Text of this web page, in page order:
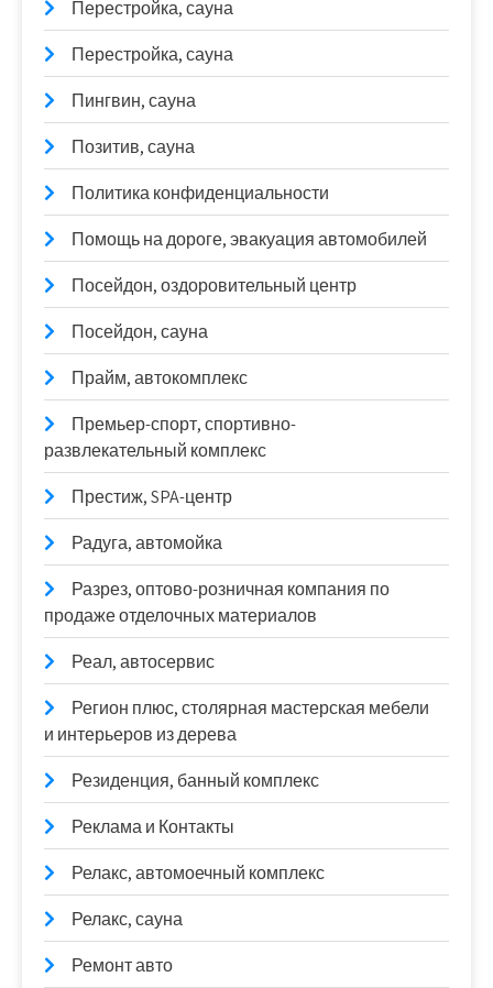
Перестройка, сауна
Перестройка, сауна
Пингвин, сауна
Позитив, сауна
Политика конфиденциальности
Помощь на дороге, эвакуация автомобилей
Посейдон, оздоровительный центр
Посейдон, сауна
Прайм, автокомплекс
Премьер-спорт, спортивно-
развлекательный комплекс
Престиж, SPA-центр
Радуга, автомойка
Разрез, оптово-розничная компания по
продаже отделочных материалов
Реал, автосервис
Регион плюс, столярная мастерская мебели
и интерьеров из дерева
Резиденция, банный комплекс
Реклама и Контакты
Релакс, автомоечный комплекс
Релакс, сауна
Ремонт авто